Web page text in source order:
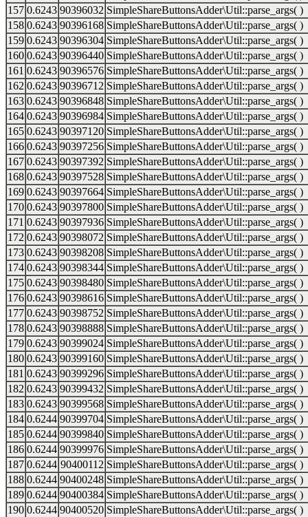
157 0.6243 90396032 SimpleShareButtonsAdder\Util::parse_args( )
158 0.6243 90396168 SimpleShareButtonsAdder\Util::parse_args( )
159 0.6243 90396304 SimpleShareButtonsAdder\Util::parse_args( )
160 0.6243 90396440 SimpleShareButtonsAdder\Util::parse_args( )
161 0.6243 90396576 SimpleShareButtonsAdder\Util::parse_args( )
162 0.6243 90396712 SimpleShareButtonsAdder\Util::parse_args( )
163 0.6243 90396848 SimpleShareButtonsAdder\Util::parse_args( )
164 0.6243 90396984 SimpleShareButtonsAdder\Util::parse_args( )
165 0.6243 90397120 SimpleShareButtonsAdder\Util::parse_args( )
166 0.6243 90397256 SimpleShareButtonsAdder\Util::parse_args( )
167 0.6243 90397392 SimpleShareButtonsAdder\Util::parse_args( )
168 0.6243 90397528 SimpleShareButtonsAdder\Util::parse_args( )
169 0.6243 90397664 SimpleShareButtonsAdder\Util::parse_args( )
170 0.6243 90397800 SimpleShareButtonsAdder\Util::parse_args( )
171 0.6243 90397936 SimpleShareButtonsAdder\Util::parse_args( )
172 0.6243 90398072 SimpleShareButtonsAdder\Util::parse_args( )
173 0.6243 90398208 SimpleShareButtonsAdder\Util::parse_args( )
174 0.6243 90398344 SimpleShareButtonsAdder\Util::parse_args( )
175 0.6243 90398480 SimpleShareButtonsAdder\Util::parse_args( )
176 0.6243 90398616 SimpleShareButtonsAdder\Util::parse_args( )
177 0.6243 90398752 SimpleShareButtonsAdder\Util::parse_args( )
178 0.6243 90398888 SimpleShareButtonsAdder\Util::parse_args( )
179 0.6243 90399024 SimpleShareButtonsAdder\Util::parse_args( )
180 0.6243 90399160 SimpleShareButtonsAdder\Util::parse_args( )
181 0.6243 90399296 SimpleShareButtonsAdder\Util::parse_args( )
182 0.6243 90399432 SimpleShareButtonsAdder\Util::parse_args( )
183 0.6243 90399568 SimpleShareButtonsAdder\Util::parse_args( )
184 0.6244 90399704 SimpleShareButtonsAdder\Util::parse_args( )
185 0.6244 90399840 SimpleShareButtonsAdder\Util::parse_args( )
186 0.6244 90399976 SimpleShareButtonsAdder\Util::parse_args( )
187 0.6244 90400112 SimpleShareButtonsAdder\Util::parse_args( )
188 0.6244 90400248 SimpleShareButtonsAdder\Util::parse_args( )
189 0.6244 90400384 SimpleShareButtonsAdder\Util::parse_args( )
190 0.6244 90400520 SimpleShareButtonsAdder\Util::parse_args( )